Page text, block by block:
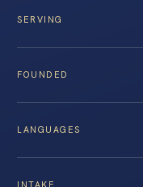
SERVING
FOUNDED
LANGUAGES
INTAKE